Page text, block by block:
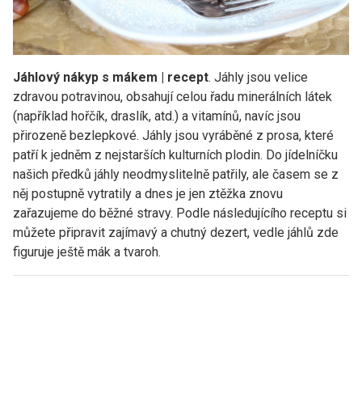
Jáhlový nákyp s mákem | recept. Jáhly jsou velice
zdravou potravinou, obsahují celou řadu minerálních látek
(například hořčík, draslík, atd.) a vitamínů, navíc jsou
přirozeně bezlepkové. Jáhly jsou vyráběné z prosa, které
patří k jedněm z nejstarších kulturních plodin. Do jídelníčku
našich předků jáhly neodmyslitelně patřily, ale časem se z
něj postupně vytratily a dnes je jen ztěžka znovu
zařazujeme do běžné stravy. Podle následujícího receptu si
můžete připravit zajímavý a chutný dezert, vedle jáhlů zde
figuruje ještě mák a tvaroh.